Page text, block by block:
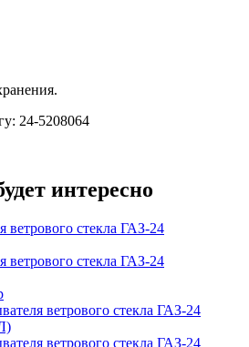
24-5208064
интересно